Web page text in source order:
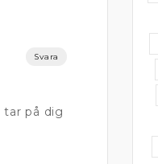
Svara
på dig